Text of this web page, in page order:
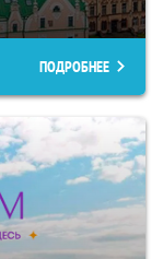
ПОДРОБНЕЕ